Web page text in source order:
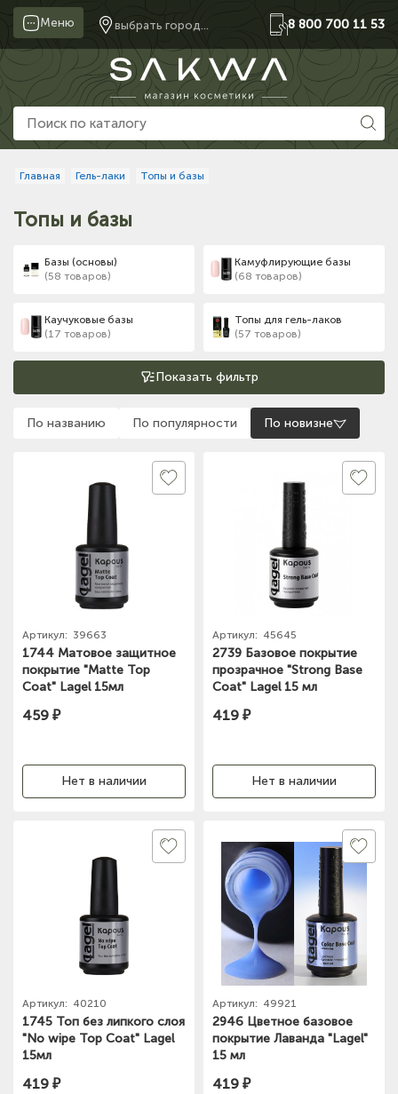
Меню выбрать город... 8 800 700 11 53
Главная Гель-лаки Топы и базы
Топы и базы
Базы (основы)
(58 товаров)
Камуфлирующие базы
(68 товаров)
Каучуковые базы
(17 товаров)
Топы для гель-лаков
(57 товаров)
Показать фильтр
По названию По популярности По новизне
Артикул: 39663
1744 Матовое защитное
покрытие "Matte Top
Coat" Lagel 15мл
459 ₽
Нет в наличии
Артикул: 45645
2739 Базовое покрытие
прозрачное "Strong Base
Coat" Lagel 15 мл
419 ₽
Нет в наличии
Артикул: 40210
1745 Топ без липкого слоя
"No wipe Top Coat" Lagel
15мл
419 ₽
Артикул: 49921
2946 Цветное базовое
покрытие Лаванда "Lagel"
15 мл
419 ₽